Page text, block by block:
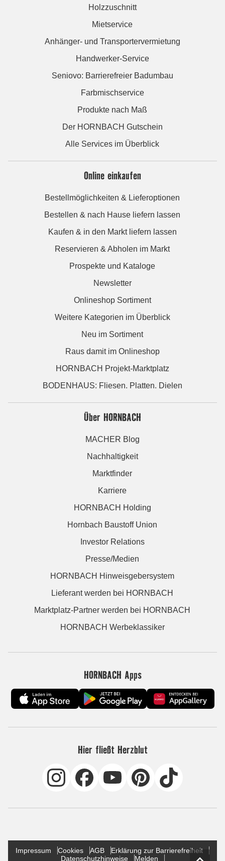
Holzzuschnitt
Mietservice
Anhänger- und Transportervermietung
Handwerker-Service
Seniovo: Barrierefreier Badumbau
Farbmischservice
Produkte nach Maß
Der HORNBACH Gutschein
Alle Services im Überblick
Online einkaufen
Bestellmöglichkeiten & Lieferoptionen
Bestellen & nach Hause liefern lassen
Kaufen & in den Markt liefern lassen
Reservieren & Abholen im Markt
Prospekte und Kataloge
Newsletter
Onlineshop Sortiment
Weitere Kategorien im Überblick
Neu im Sortiment
Raus damit im Onlineshop
HORNBACH Projekt-Marktplatz
BODENHAUS: Fliesen. Platten. Dielen
Über HORNBACH
MACHER Blog
Nachhaltigkeit
Marktfinder
Karriere
HORNBACH Holding
Hornbach Baustoff Union
Investor Relations
Presse/Medien
HORNBACH Hinweisgebersystem
Lieferant werden bei HORNBACH
Marktplatz-Partner werden bei HORNBACH
HORNBACH Werbeklassiker
HORNBACH Apps
Hier fließt Herzblut
Impressum Cookies AGB
Erklärung zur Barrierefreiheit
Datenschutzhinweise
Melden